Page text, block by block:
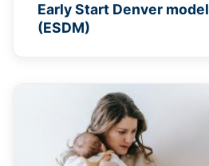
Early Start Denver model
(ESDM)